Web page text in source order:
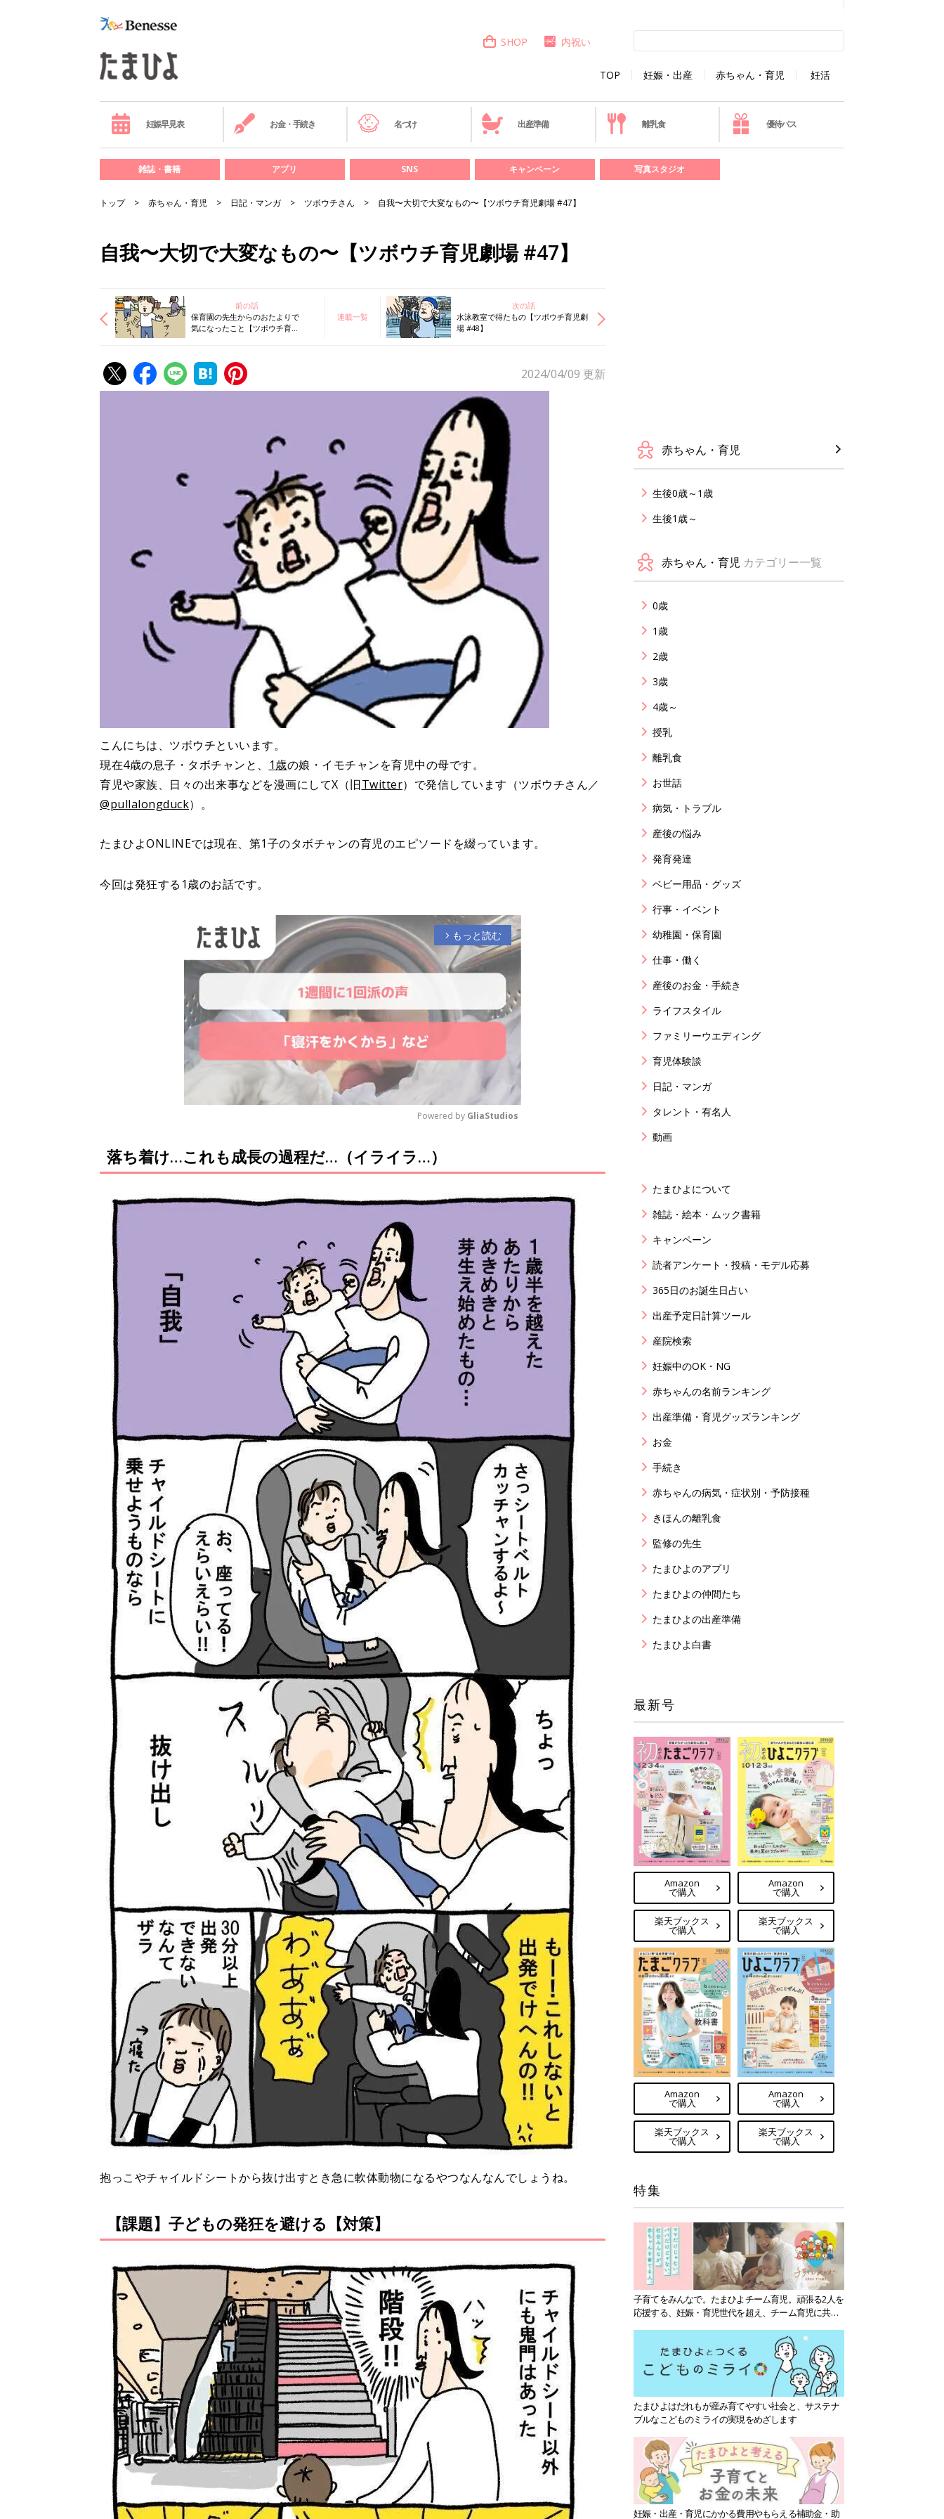
TOP 妊娠・出産 赤ちゃん・育児 妊活
SHOP 内祝い
妊娠早見表 お金・手続き 名づけ 出産準備 離乳食 優待パス
雑誌・書籍 アプリ SNS キャンペーン 写真スタジオ
トップ 赤ちゃん・育児 日記・マンガ ツボウチさん 自我〜大切で大変なもの〜【ツボウチ育児劇場 #47】
自我〜大切で大変なもの〜【ツボウチ育児劇場 #47】
前の話
保育園の先生からのおたよりで
気になったこと【ツボウチ育児
連載一覧
次の話
水泳教室で得たもの【ツボウチ育児劇
場 #48】
2024/04/09 更新
こんにちは、ツボウチといいます。
現在4歳の息子・タボチャンと、
1歳の娘・イモチャンを育児中の母です。
育児や家族、日々の出来事などを漫画にしてX（旧Twitter）で発信しています（ツボウチさん／
@pullalongduck）。
たまひよONLINEでは現在、第1子のタボチャンの育児のエピソードを綴っています。
今回は発狂する1歳のお話です。
arrow_forward_ios もっと読む
u
t
Powered by GliaStudios
落ち着け…これも成長の過程だ…（イライラ…）
抱っこやチャイルドシートから抜け出すとき急に軟体動物になるやつなんなんでしょうね。
【課題】子どもの発狂を避ける【対策】
赤ちゃん・育児
生後0歳～1歳
生後1歳～
赤ちゃん・育児 カテゴリー一覧
0歳
1歳
2歳
3歳
4歳～
授乳
離乳食
お世話
病気・トラブル
産後の悩み
発育発達
ベビー用品・グッズ
行事・イベント
幼稚園・保育園
仕事・働く
産後のお金・手続き
ライフスタイル
ファミリーウエディング
育児体験談
日記・マンガ
タレント・有名人
動画
たまひよについて
雑誌・絵本・ムック書籍
キャンペーン
読者アンケート・投稿・モデル応募
365日のお誕生日占い
出産予定日計算ツール
産院検索
妊娠中のOK・NG
赤ちゃんの名前ランキング
出産準備・育児グッズランキング
お金
手続き
赤ちゃんの病気・症状別・予防接種
きほんの離乳食
監修の先生
たまひよのアプリ
たまひよの仲間たち
たまひよの出産準備
たまひよ白書
最新号
Amazon
で購入
楽天ブックス
で購入
Amazon
で購入
楽天ブックス
で購入
Amazon
で購入
楽天ブックス
で購入
Amazon
で購入
楽天ブックス
で購入
特集
子育てをみんなで。たまひよチーム育児。頑張る2人を
応援する、妊娠・育児世代を超え、チーム育児に共感
たまひよはだれもが産み育てやすい社会と、サステナ
ブルなこどものミライの実現をめざします
妊娠・出産・育児にかかる費用やもらえる補助金・助